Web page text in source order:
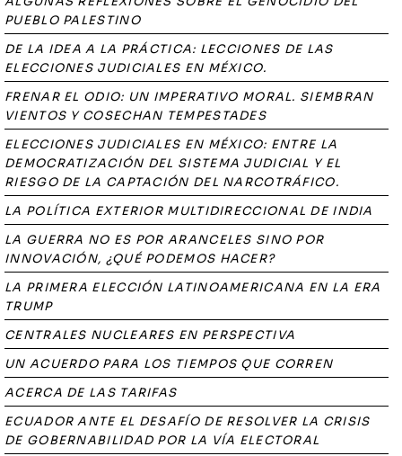
PUEBLO PALESTINO
DE LA IDEA A LA PRÁCTICA: LECCIONES DE LAS
ELECCIONES JUDICIALES EN MÉXICO.
FRENAR EL ODIO: UN IMPERATIVO MORAL. SIEMBRAN
VIENTOS Y COSECHAN TEMPESTADES
ELECCIONES JUDICIALES EN MÉXICO: ENTRE LA
DEMOCRATIZACIÓN DEL SISTEMA JUDICIAL Y EL
RIESGO DE LA CAPTACIÓN DEL NARCOTRÁFICO.
LA POLÍTICA EXTERIOR MULTIDIRECCIONAL DE INDIA
LA GUERRA NO ES POR ARANCELES SINO POR
INNOVACIÓN, ¿QUÉ PODEMOS HACER?
LA PRIMERA ELECCIÓN LATINOAMERICANA EN LA ERA
TRUMP
CENTRALES NUCLEARES EN PERSPECTIVA
UN ACUERDO PARA LOS TIEMPOS QUE CORREN
ACERCA DE LAS TARIFAS
ECUADOR ANTE EL DESAFÍO DE RESOLVER LA CRISIS
DE GOBERNABILIDAD POR LA VÍA ELECTORAL